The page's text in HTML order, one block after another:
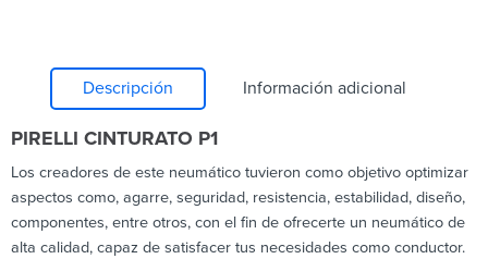
Descripción Información adicional
PIRELLI CINTURATO P1
Los creadores de este neumático tuvieron como objetivo optimizar
aspectos como, agarre, seguridad, resistencia, estabilidad, diseño,
componentes, entre otros, con el fin de ofrecerte un neumático de
alta calidad, capaz de satisfacer tus necesidades como conductor.